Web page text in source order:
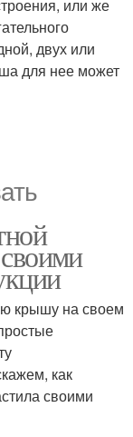
или же
двух или
для нее может
крышу на своем
как
своими